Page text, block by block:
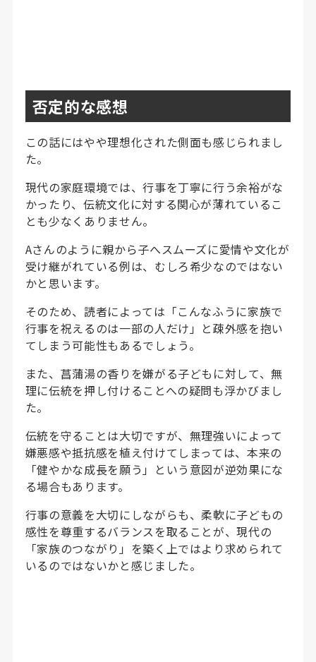
否定的な感想
この話にはやや理想化された側面も感じられまし
た。
現代の家庭環境では、行事を丁寧に行う余裕がな
かったり、伝統文化に対する関心が薄れているこ
とも少なくありません。
Aさんのように親から子へスムーズに愛情や文化が
受け継がれている例は、むしろ希少なのではない
かと思います。
そのため、読者によっては「こんなふうに家族で
行事を祝えるのは一部の人だけ」と疎外感を抱い
てしまう可能性もあるでしょう。
また、菖蒲湯の香りを嫌がる子どもに対して、無
理に伝統を押し付けることへの疑問も浮かびまし
た。
伝統を守ることは大切ですが、無理強いによって
嫌悪感や抵抗感を植え付けてしまっては、本来の
「健やかな成長を願う」という意図が逆効果にな
る場合もあります。
行事の意義を大切にしながらも、柔軟に子どもの
感性を尊重するバランスを取ることが、現代の
「家族のつながり」を築く上ではより求められて
いるのではないかと感じました。